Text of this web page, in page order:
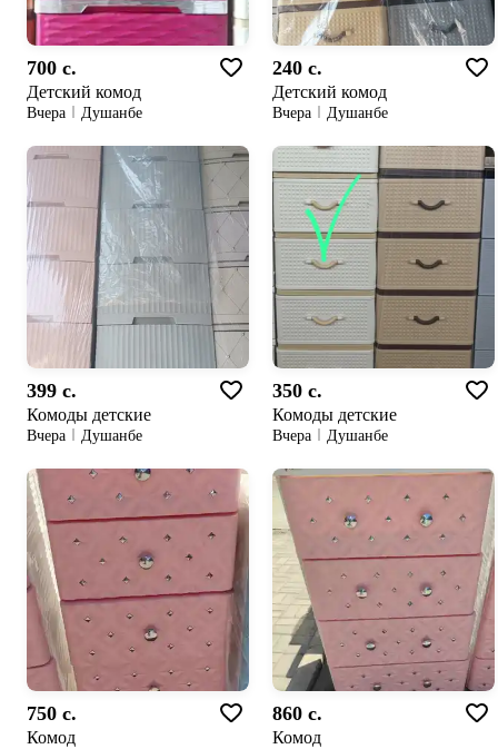
700 c.
Детский комод
Вчера Душанбе
240 c.
Детский комод
Вчера Душанбе
399 c.
Комоды детские
Вчера Душанбе
350 c.
Комоды детские
Вчера Душанбе
750 c.
Комод
860 c.
Комод